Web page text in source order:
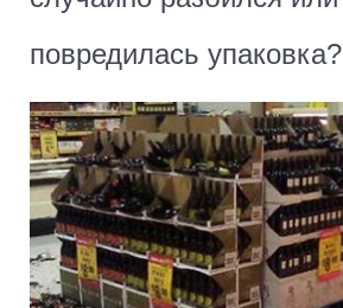
повредилась упаковка?